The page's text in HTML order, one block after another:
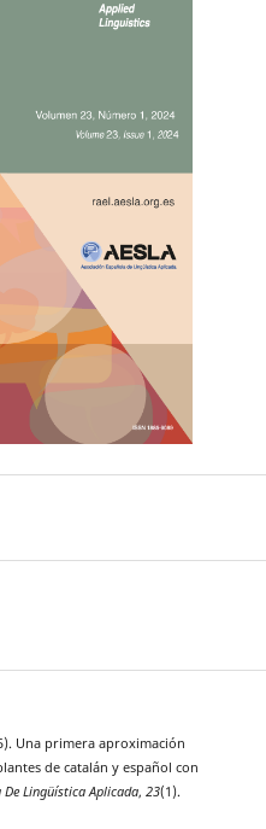
Una primera aproximación
de catalán y español con
De Lingüística Aplicada, 23(1).